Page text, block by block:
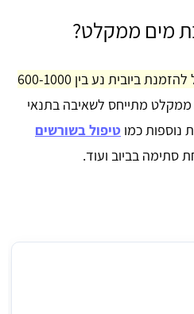
מים ממקלט?
טווח המחירים הנפוץ והמקובל להזמנת ביובית נע בין 600-1000
מתייחס לשאיבה בתנאי
נוספות כמו טיפול בשורשים
סתימה בביוב ועוד.